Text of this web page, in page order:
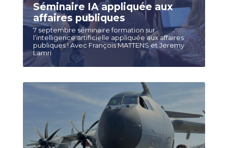
Séminaire IA appliquée aux
affaires publiques
7 septembre séminaire formation sur
l’intelligence artificielle appliquée aux affaires
publiques ! Avec François MATTENS et Jeremy
Lamri